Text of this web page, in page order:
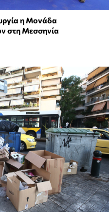
η Μονάδα
στη Μεσσηνία